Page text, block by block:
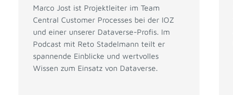
Marco Jost ist Projektleiter im Team
Central Customer Processes bei der IOZ
und einer unserer Dataverse-Profis. Im
Podcast mit Reto Stadelmann teilt er
spannende Einblicke und wertvolles
Wissen zum Einsatz von Dataverse.